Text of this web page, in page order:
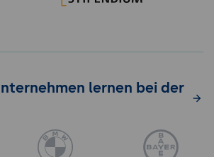
lernen bei der